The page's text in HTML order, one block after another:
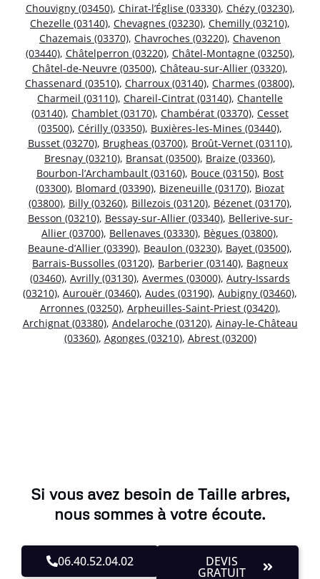
Chouvigny (03450), Chirat-l’Église (03330), Chézy (03230),
Chezelle (03140), Chevagnes (03230), Chemilly (03210),
Chazemais (03370), Chavroches (03220), Chavenon
(03440), Châtelperron (03220), Châtel-Montagne (03250),
Châtel-de-Neuvre (03500), Château-sur-Allier (03320),
Chassenard (03510), Charroux (03140), Charmes (03800),
Charmeil (03110), Chareil-Cintrat (03140), Chantelle
(03140), Chamblet (03170), Chambérat (03370), Cesset
(03500), Cérilly (03350), Buxières-les-Mines (03440),
Busset (03270), Brugheas (03700), Broût-Vernet (03110),
Bresnay (03210), Bransat (03500), Braize (03360),
Bourbon-l’Archambault (03160), Bouce (03150), Bost
(03300), Blomard (03390), Bizeneuille (03170), Biozat
(03800), Billy (03260), Billezois (03120), Bézenet (03170),
Besson (03210), Bessay-sur-Allier (03340), Bellerive-sur-
Allier (03700), Bellenaves (03330), Bègues (03800),
Beaune-d’Allier (03390), Beaulon (03230), Bayet (03500),
Barrais-Bussolles (03120), Barberier (03140), Bagneux
(03460), Avrilly (03130), Avermes (03000), Autry-Issards
(03210), Aurouër (03460), Audes (03190), Aubigny (03460),
Arronnes (03250), Arpheuilles-Saint-Priest (03420),
Archignat (03380), Andelaroche (03120), Ainay-le-Château
(03360), Agonges (03210), Abrest (03200)
Si vous avez besoin de Taille arbres,
nous sommes à votre écoute.
06.40.52.04.02 DEVIS
GRATUIT